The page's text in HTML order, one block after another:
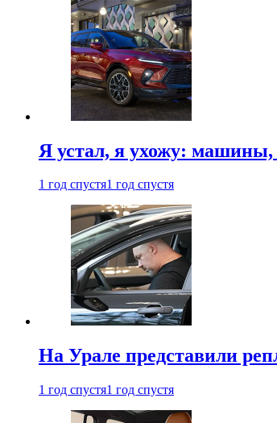
Я устал, я ухожу: машины,
1 год спустя1 год спустя
На Урале представили
1 год спустя1 год спустя